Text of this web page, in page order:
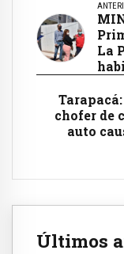
La
chofer de
auto
Últimos